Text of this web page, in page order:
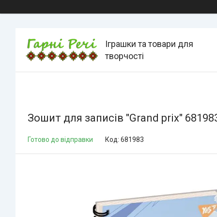
Іграшки та товари для
творчості
Зошит для записів "Grand prix"
Готово до відправки Код: 681983